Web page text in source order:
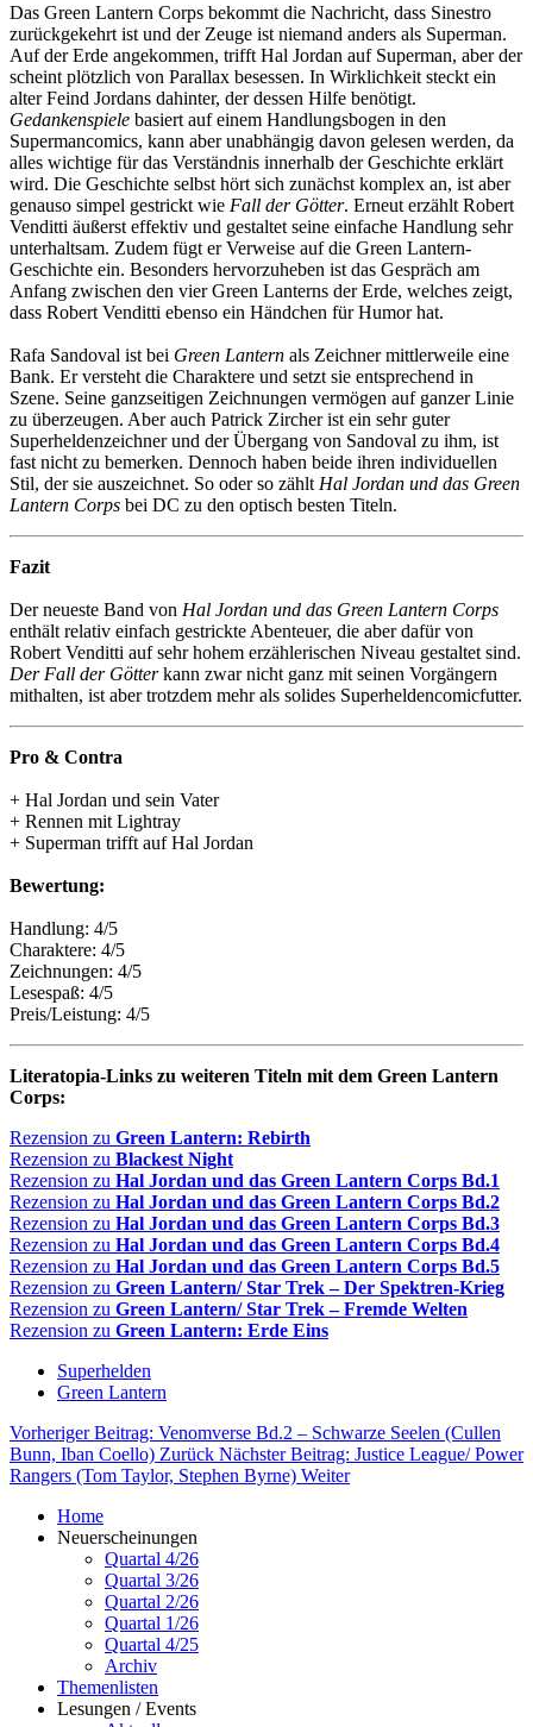
Das Green Lantern Corps bekommt die Nachricht, dass Sinestro
zurückgekehrt ist und der Zeuge ist niemand anders als Superman.
Auf der Erde angekommen, trifft Hal Jordan auf Superman, aber der
scheint plötzlich von Parallax besessen. In Wirklichkeit steckt ein
alter Feind Jordans dahinter, der dessen Hilfe benötigt.
Gedankenspiele basiert auf einem Handlungsbogen in den
Supermancomics, kann aber unabhängig davon gelesen werden, da
alles wichtige für das Verständnis innerhalb der Geschichte erklärt
wird. Die Geschichte selbst hört sich zunächst komplex an, ist aber
genauso simpel gestrickt wie Fall der Götter. Erneut erzählt Robert
Venditti äußerst effektiv und gestaltet seine einfache Handlung sehr
unterhaltsam. Zudem fügt er Verweise auf die Green Lantern-
Geschichte ein. Besonders hervorzuheben ist das Gespräch am
Anfang zwischen den vier Green Lanterns der Erde, welches zeigt,
dass Robert Venditti ebenso ein Händchen für Humor hat.
Rafa Sandoval ist bei Green Lantern als Zeichner mittlerweile eine
Bank. Er versteht die Charaktere und setzt sie entsprechend in
Szene. Seine ganzseitigen Zeichnungen vermögen auf ganzer Linie
zu überzeugen. Aber auch Patrick Zircher ist ein sehr guter
Superheldenzeichner und der Übergang von Sandoval zu ihm, ist
fast nicht zu bemerken. Dennoch haben beide ihren individuellen
Stil, der sie auszeichnet. So oder so zählt Hal Jordan und das Green
Lantern Corps bei DC zu den optisch besten Titeln.
Fazit
Der neueste Band von Hal Jordan und das Green Lantern Corps
enthält relativ einfach gestrickte Abenteuer, die aber dafür von
Robert Venditti auf sehr hohem erzählerischen Niveau gestaltet sind.
Der Fall der Götterkann zwar nicht ganz mit seinen Vorgängern
mithalten, ist aber trotzdem mehr als solides Superheldencomicfutter.
Pro & Contra
+ Hal Jordan und sein Vater
+ Rennen mit Lightray
+ Superman trifft auf Hal Jordan
Bewertung:
Handlung: 4/5
Charaktere: 4/5
Zeichnungen: 4/5
Lesespaß: 4/5
Preis/Leistung: 4/5
Literatopia-Links zu weiteren Titeln mit dem Green Lantern
Corps:
Rezension zu Green Lantern: Rebirth
Rezension zu Blackest Night
Rezension zu Hal Jordan und das Green Lantern Corps Bd.1
Rezension zu Hal Jordan und das Green Lantern Corps Bd.2
Rezension zu Hal Jordan und das Green Lantern Corps Bd.3
Rezension zu Hal Jordan und das Green Lantern Corps Bd.4
Rezension zu Hal Jordan und das Green Lantern Corps Bd.5
Rezension zu Green Lantern/ Star Trek – Der Spektren-Krieg
Rezension zu Green Lantern/ Star Trek – Fremde Welten
Rezension zu Green Lantern: Erde Eins
Superhelden
Green Lantern
Vorheriger Beitrag: Venomverse Bd.2 – Schwarze Seelen (Cullen
Bunn, Iban Coello) Zurück Nächster Beitrag: Justice League/ Power
Rangers (Tom Taylor, Stephen Byrne) Weiter
Home
Neuerscheinungen
Quartal 4/26
Quartal 3/26
Quartal 2/26
Quartal 1/26
Quartal 4/25
Archiv
Themenlisten
Lesungen / Events